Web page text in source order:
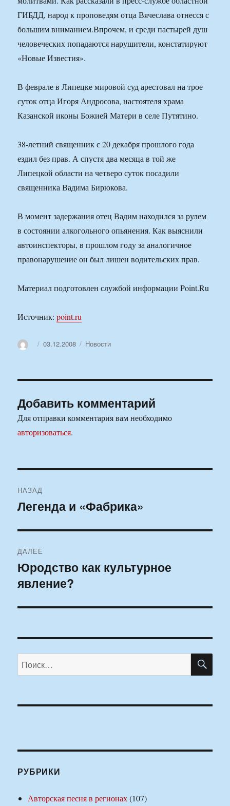
ГИБДД, народ к проповедям отца Вячеслава отнесся с
большим вниманием.Впрочем, и среди пастырей душ
человеческих попадаются нарушители, констатируют
«Новые Известия».
В феврале в Липецке мировой суд арестовал на трое
суток отца Игоря Андросова, настоятеля храма
Казанской иконы Божией Матери в селе Путятино.
38-летний священник с 20 декабря прошлого года
ездил без прав. А спустя два месяца в той же
Липецкой области на четверо суток посадили
священника Вадима Бирюкова.
В момент задержания отец Вадим находился за рулем
в состоянии алкогольного опьянения. Как выяснили
автоинспекторы, в прошлом году за аналогичное
правонарушение он был лишен водительских прав.
Материал подготовлен службой информации Point.Ru
Источник:point.ru
АвторОпубликовано
03.12.2008 Рубрики
Новости
Добавить комментарий
Для отправки комментария вам необходимо
авторизоваться.
по
НАЗАД
Предыдущая
Легенда и «Фабрика»
ДАЛЕЕ
Следующая
запись:
Юродство как культурное
явление?
Искать:
РУБРИКИ
Авторская песня в регионах(107)